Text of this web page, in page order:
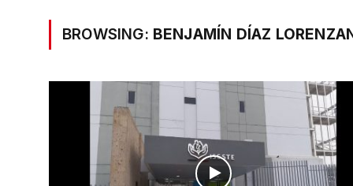
BROWSING: BENJAMÍN DÍAZ